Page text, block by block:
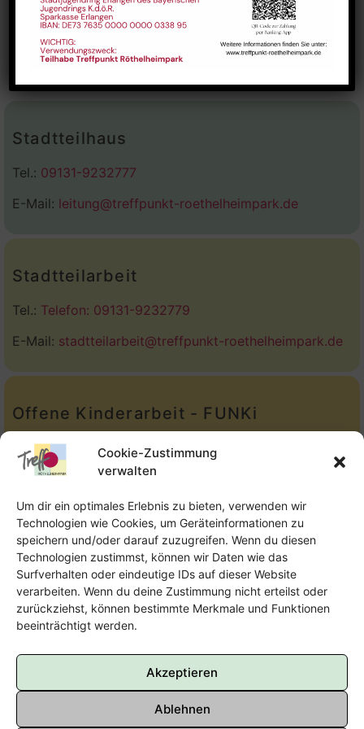
Cookie-Zustimmung
verwalten
Um dir ein optimales Erlebnis zu bieten, verwenden wir
Technologien wie Cookies, um Geräteinformationen zu
speichern und/oder darauf zuzugreifen. Wenn du diesen
Technologien zustimmst, können wir Daten wie das
Surfverhalten oder eindeutige IDs auf dieser Website
verarbeiten. Wenn du deine Zustimmung nicht erteilst oder
zurückziehst, können bestimmte Merkmale und Funktionen
beeinträchtigt werden.
Akzeptieren
Ablehnen
Stadtteilhaus
Tel.: 09131-9232777
E-Mail: leitung@treffpunkt-roethelheimpark.de
Stadtteilarbeit
Tel.: Telefon: 09131-9232779
E-Mail: stadtteilarbeit@treffpunkt-roethelheimpark.de
Offene Kinderarbeit - FUNKi
Tel.:Telefon: 09131-610749
E-Mail:oka@treffpunkt-roethelheimpark.de
Offene Jugendarbeit - Easthouse
Tel:
09131–302259
E-Mail:oja@treffpunkt-roethelheimpark.de